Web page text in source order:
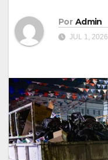
Por Admin
JUL 1, 2026